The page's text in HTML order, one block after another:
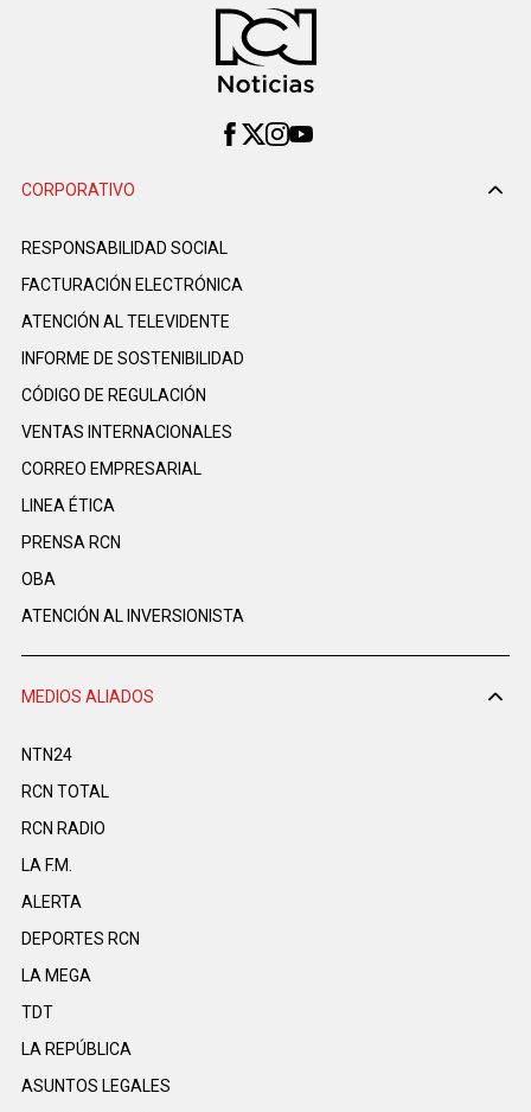
CORPORATIVO
RESPONSABILIDAD SOCIAL
FACTURACIÓN ELECTRÓNICA
ATENCIÓN AL TELEVIDENTE
INFORME DE SOSTENIBILIDAD
CÓDIGO DE REGULACIÓN
VENTAS INTERNACIONALES
CORREO EMPRESARIAL
LINEA ÉTICA
PRENSA RCN
OBA
ATENCIÓN AL INVERSIONISTA
MEDIOS ALIADOS
NTN24
RCN TOTAL
RCN RADIO
LA F.M.
ALERTA
DEPORTES RCN
LA MEGA
TDT
LA REPÚBLICA
ASUNTOS LEGALES